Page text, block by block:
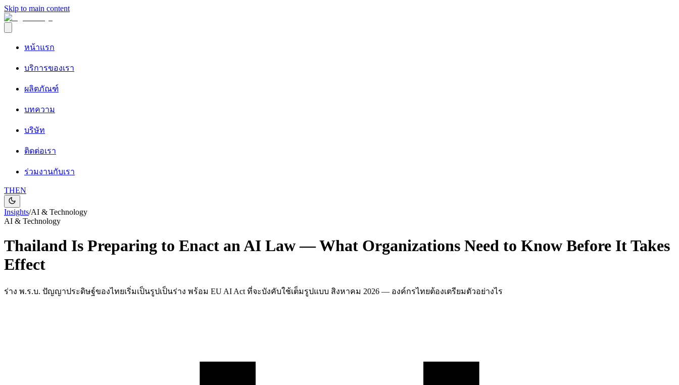
Skip to main content
หน้าแรก
บริการของเรา
ผลิตภัณฑ์
บทความ
บริษัท
ติดต่อเรา
ร่วมงานกับเรา
THEN
Insights/AI & Technology
AI & Technology
Thailand Is Preparing to Enact an AI Law — What Organizations Need to Know Before It Takes
Effect
ร่าง พ.ร.บ. ปัญญาประดิษฐ์ของไทยเริ่มเป็นรูปเป็นร่าง พร้อม EU AI Act ที่จะบังคับใช้เต็มรูปแบบ สิงหาคม 2026 — องค์กรไทยต้องเตรียมตัวอย่างไร